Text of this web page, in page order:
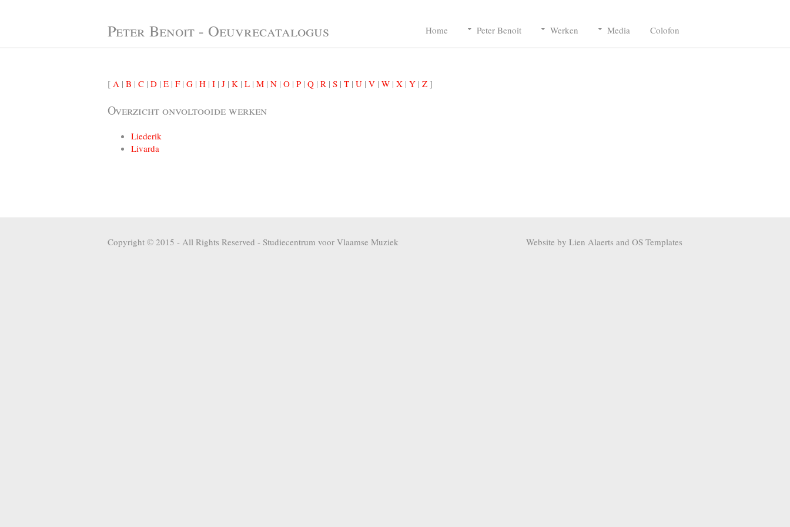
Peter Benoit - Oeuvrecatalogus Home Peter Benoit Werken Media Colofon
[ A | B | C | D | E | F| G | H | I | J | K | L | M | N | O | P | Q | R | S | T | U | V | W | X | Y | Z ]
Overzicht onvoltooide werken
Liederik
Livarda
Copyright © 2015 - All Rights Reserved - Studiecentrum voor Vlaamse Muziek Website by Lien Alaerts and OS Templates